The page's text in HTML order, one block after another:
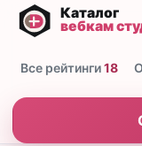
Все рейтинги18